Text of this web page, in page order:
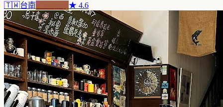
🇹🇼台南 ★ 4.6